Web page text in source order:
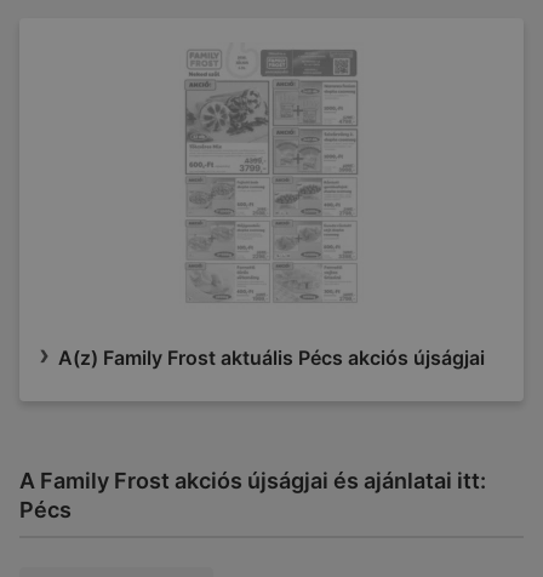
A(z) Family Frost aktuális Pécs akciós újságjai
A Family Frost akciós újságjai és ajánlatai itt:
Pécs